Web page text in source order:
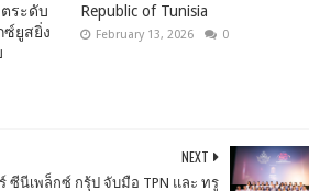
ระดับ
ซ์ยูสยิ่ง
Republic of Tunisia
February 13, 2026 0
NEXT
ร์ ซีนีเพล็กซ์ กรุ้ป จับมือ TPN และ ทรู